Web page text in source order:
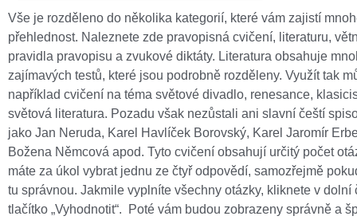
Vše je rozděleno do několika kategorií, které vám zajistí
přehlednost. Naleznete zde pravopisná cvičení, literaturu,
pravidla pravopisu a zvukové diktáty. Literatura obsahuje
zajímavých testů, které jsou podrobně rozděleny. Využít tak
například cvičení na téma světové divadlo, renesance,
světová literatura. Pozadu však nezůstali ani slavní čeští
jako Jan Neruda, Karel Havlíček Borovský, Karel Jaromír
Božena Němcová apod. Tyto cvičení obsahují určitý počet
máte za úkol vybrat jednu ze čtyř odpovědí, samozřejmě
tu správnou. Jakmile vyplníte všechny otázky, kliknete v dolní
tlačítko „Vyhodnotit“. Poté vám budou zobrazeny správně a